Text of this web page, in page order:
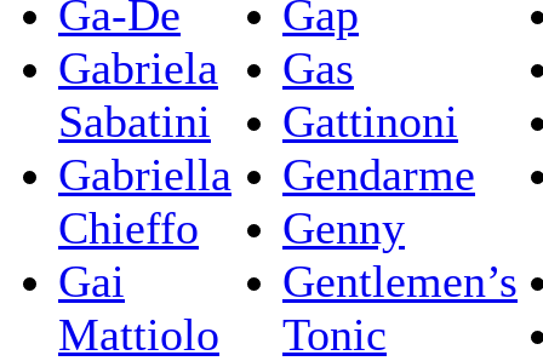
Ga-De
Gabriela
Sabatini
Gabriella
Chieffo
Gai
Mattiolo
Gap
Gas
Gattinoni
Gendarme
Genny
Gentlemen’s
Tonic